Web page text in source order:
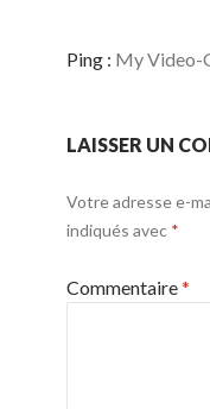
Ping : My Video-
LAISSER UN
Votre adresse e-
indiqués avec *
Commentaire*